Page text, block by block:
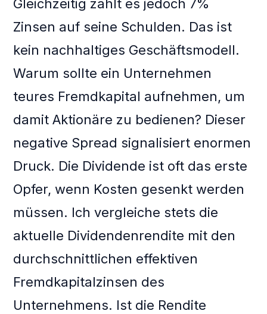
Gleichzeitig zahlt es jedoch 7%
Zinsen auf seine Schulden. Das ist
kein nachhaltiges Geschäftsmodell.
Warum sollte ein Unternehmen
teures Fremdkapital aufnehmen, um
damit Aktionäre zu bedienen? Dieser
negative Spread signalisiert enormen
Druck. Die Dividende ist oft das erste
Opfer, wenn Kosten gesenkt werden
müssen. Ich vergleiche stets die
aktuelle Dividendenrendite mit den
durchschnittlichen effektiven
Fremdkapitalzinsen des
Unternehmens. Ist die Rendite